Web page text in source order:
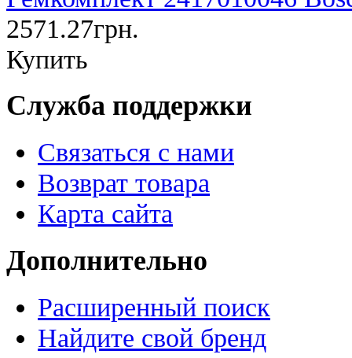
2571.27грн.
Купить
Служба поддержки
Связаться с нами
Возврат товара
Карта сайта
Дополнительно
Расширенный поиск
Найдите свой бренд